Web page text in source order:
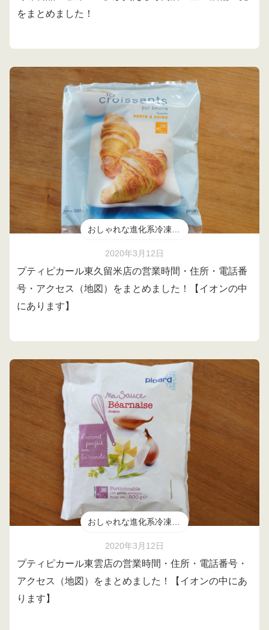
をまとめました！
おしゃれな進化系冷凍食品
2020年3月12日
プティピカール東久留米店の営業時間・住所・電話番
号・アクセス（地図）をまとめました！【イオンの中
にあります】
おしゃれな進化系冷凍食品
2020年3月12日
プティピカール東雲店の営業時間・住所・電話番号・
アクセス（地図）をまとめました！【イオンの中にあ
ります】